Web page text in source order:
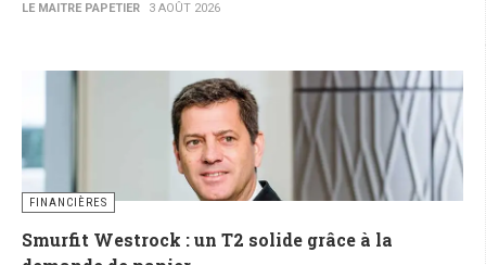
LE MAITRE PAPETIER 3 AOÛT 2026
FINANCIÈRES
Smurfit Westrock : un T2 solide grâce à la